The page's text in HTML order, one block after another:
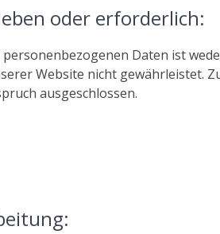
oder erforderlich:
Daten ist
Website nicht gewährleistet.
ausgeschlossen.